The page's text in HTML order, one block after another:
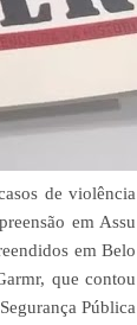
de violência
em Assu
em Belo
que contou
Pública